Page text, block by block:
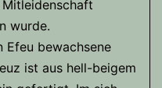
wurde.
Efeu bewachsene
ist aus hell-beigem